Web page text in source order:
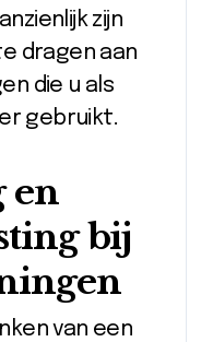
zijn
dragen aan
die u als
gebruikt.
en
bij
van een